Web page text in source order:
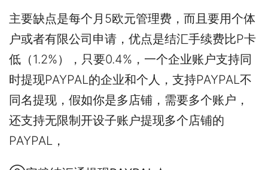
主要缺点是每个月5欧元管理费，而且要用个体
户或者有限公司申请，优点是结汇手续费比P卡
低（1.2%），只要0.4%，一个企业账户支持同
时提现PAYPAL的企业和个人，支持PAYPAL不
同名提现，假如你是多店铺，需要多个账户，
还支持无限制开设子账户提现多个店铺的
PAYPAL，